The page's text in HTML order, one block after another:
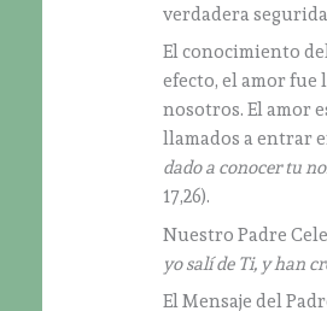
verdadera
El conocimiento
efecto, el amor
nosotros. El amor
llamados a entrar
dado a conocer tu
17,26).
Nuestro Padre
yo salí de Ti, y han
El Mensaje del